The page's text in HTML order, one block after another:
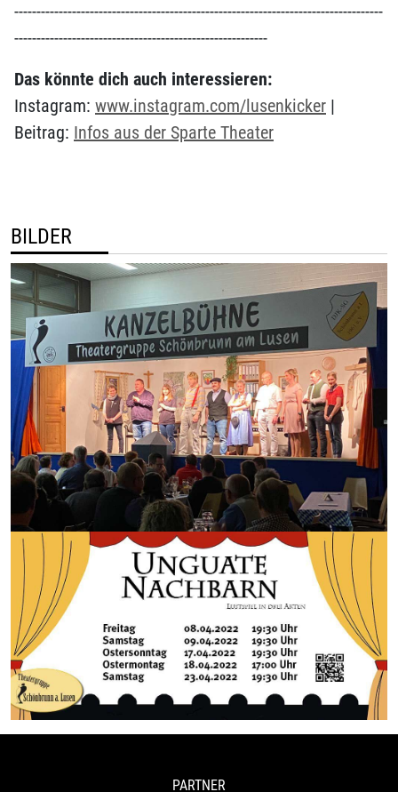
-----------------------------------------------------------------------------------
---------------------------------------------------------
Das könnte dich auch interessieren:
Instagram: www.instagram.com/lusenkicker |
Beitrag: Infos aus der Sparte Theater
BILDER
PARTNER